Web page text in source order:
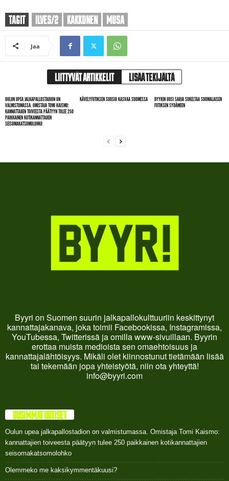
TAGIT ILVES/2 KAKKONEN MUSA
Jaa
LIITTYVÄT ARTIKKELIT LISÄÄ TEKIJÄLTÄ
OULUN UPEA JALKAPALLOSTADION ON
VALMISTUMASSA. OMISTAJA TOMI KAISMO:
KANNATTAJIEN TOIVEESTA PÄÄTYYN TULEE 250
PAIKKAINEN KOTIKANNATTAJIEN
SEISOMAKATSOMOLOHKO
KÄVELYFUTIKSEN SUOSIO KASVAA SUOMESSA
BYYRIN UUSI SARJA SUKELTAA SUOMALAISEN
FUTIKSEN SYDÄMEEN
Byyri on Suomen suurin jalkapallokulttuuriin keskittynyt
kannattajakanava, joka toimii Facebookissa, Instagramissa,
YouTubessa, Twitterissä ja omilla www-sivuillaan. Byyrin
erottaa muista medioista sen omaehtoisuus ja
kannattajalähtöisyys. Mikäli olet kiinnostunut tietämään lisää
tai tekemään jopa yhteistyötä, niin ota yhteyttä!
info@byyri.com
UUSIMMAT UUTISET
Oulun upea jalkapallostadion on valmistumassa. Omistaja Tomi Kaismo:
kannattajien toiveesta päätyyn tulee 250 paikkainen kotikannattajien
seisomakatsomolohko
Olemmeko me kaksikymmentäkuusi?